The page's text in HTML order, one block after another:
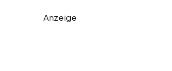
Anzeige